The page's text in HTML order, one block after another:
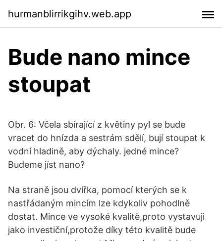
hurmanblirrikgihv.web.app
Bude nano mince
stoupat
Obr. 6: Včela sbírající z květiny pyl se bude
vracet do hnízda a sestrám sdělí, bují stoupat k
vodní hladině, aby dýchaly. jedné mince?
Budeme jíst nano?
Na straně jsou dvířka, pomocí kterých se k
nastřádaným mincím lze kdykoliv pohodlně
dostat. Mince ve vysoké kvalitě,proto vystavuji
jako investiční,protože díky této kvalitě bude